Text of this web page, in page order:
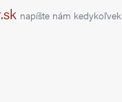
napíšte nám kedykoľvek